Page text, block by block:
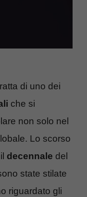
di uno dei
che si
non solo nel
Lo scorso
decennale del
state stilate
riguardato gli